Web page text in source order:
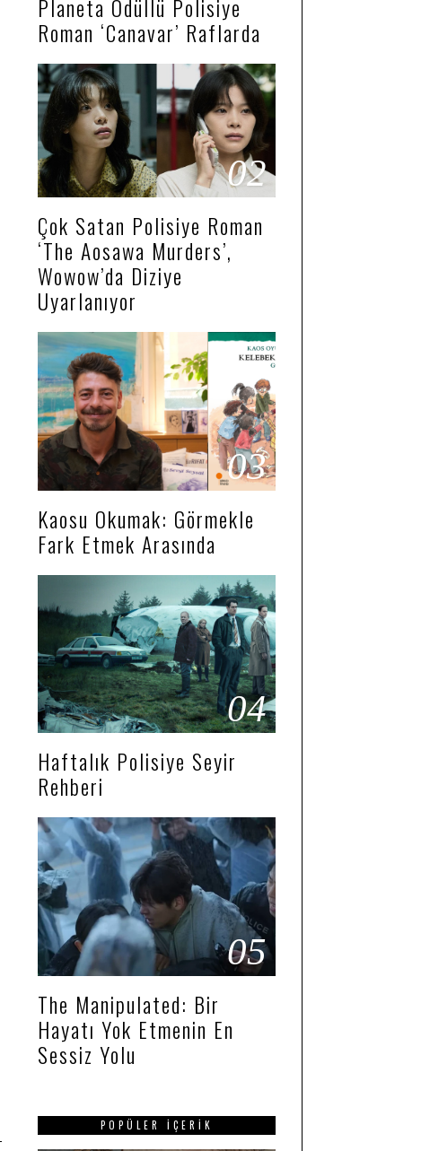
Planeta Ödüllü Polisiye
Roman ‘Canavar’ Raflarda
02
Çok Satan Polisiye Roman
‘The Aosawa Murders’,
Wowow’da Diziye
Uyarlanıyor
03
Kaosu Okumak: Görmekle
Fark Etmek Arasında
04
Haftalık Polisiye Seyir
Rehberi
05
The Manipulated: Bir
Hayatı Yok Etmenin En
Sessiz Yolu
POPÜLER İÇERIK